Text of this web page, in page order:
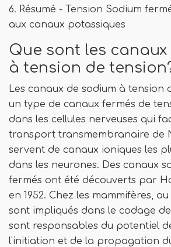
6. Résumé - Tension Sodium
aux canaux potassiques
Que sont les
à tension de
Les canaux de sodium à tension
un type de canaux fermés de
dans les cellules nerveuses qui
transport transmembranaire de
servent de canaux ioniques les
dans les neurones. Des canaux
fermés ont été découverts par
en 1952. Chez les mammifères,
sont impliqués dans le codage
sont responsables du potentiel
l'initiation et de la propagation